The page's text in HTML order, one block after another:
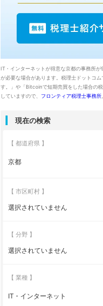
IT・インターネットが得意な京都の事務所
が必要な場合があります。税理士ドットコ
す。」や「Bitcoinで短期売買をした場合の
していますので、 フロンティア税理士事務所
現在の検索
【 都道府県 】
京都
【 市区町村 】
選択されていません
【 分野 】
選択されていません
【 業種 】
IT・インターネット